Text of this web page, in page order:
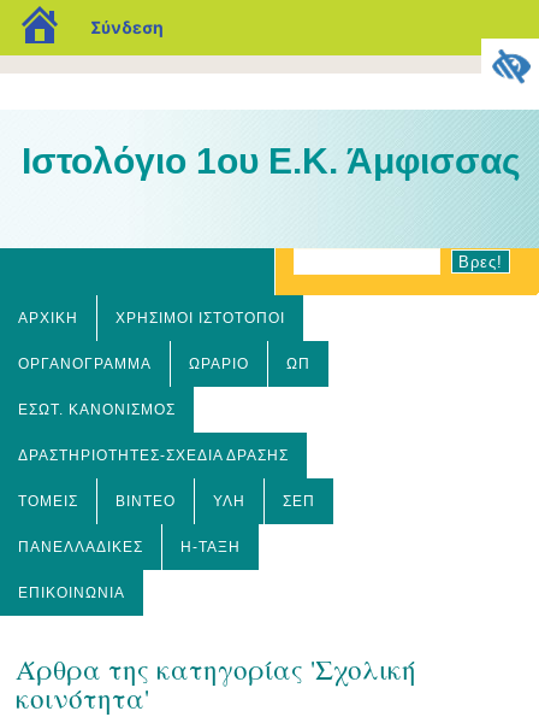
blogs.sch.gr
Σύνδεση
Ιστολόγιο 1ου Ε.Κ. Άμφισσας
ΑΡΧΙΚΉ ΧΡΗΣΙΜΟΙ ΙΣΤΟΤΟΠΟΙ
ΟΡΓΑΝΌΓΡΑΜΜΑ ΩΡΆΡΙΟ ΩΠ
ΕΣΩΤ. ΚΑΝΟΝΙΣΜΌΣ
ΔΡΑΣΤΗΡΙΌΤΗΤΕΣ-ΣΧΈΔΙΑ ΔΡΆΣΗΣ
ΤΟΜΕΊΣ ΒΊΝΤΕΟ ΎΛΗ ΣΕΠ
ΠΑΝΕΛΛΑΔΙΚΈΣ Η-ΤΆΞΗ
ΕΠΙΚΟΙΝΩΝΊΑ
Άρθρα της κατηγορίας 'Σχολική
κοινότητα'